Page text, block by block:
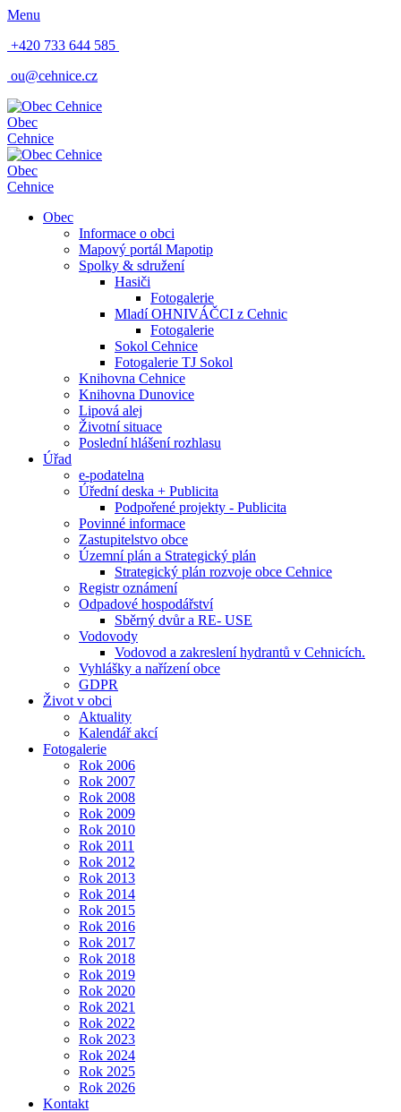
Menu
+420 733 644 585
ou@cehnice.cz
Obec
Cehnice
Obec
Cehnice
Obec
Informace o obci
Mapový portál Mapotip
Spolky & sdružení
Hasiči
Fotogalerie
Mladí OHNIVÁČCI z Cehnic
Fotogalerie
Sokol Cehnice
Fotogalerie TJ Sokol
Knihovna Cehnice
Knihovna Dunovice
Lipová alej
Životní situace
Poslední hlášení rozhlasu
Úřad
e-podatelna
Úřední deska + Publicita
Podpořené projekty - Publicita
Povinné informace
Zastupitelstvo obce
Územní plán a Strategický plán
Strategický plán rozvoje obce Cehnice
Registr oznámení
Odpadové hospodářství
Sběrný dvůr a RE- USE
Vodovody
Vodovod a zakreslení hydrantů v Cehnicích.
Vyhlášky a nařízení obce
GDPR
Život v obci
Aktuality
Kalendář akcí
Fotogalerie
Rok 2006
Rok 2007
Rok 2008
Rok 2009
Rok 2010
Rok 2011
Rok 2012
Rok 2013
Rok 2014
Rok 2015
Rok 2016
Rok 2017
Rok 2018
Rok 2019
Rok 2020
Rok 2021
Rok 2022
Rok 2023
Rok 2024
Rok 2025
Rok 2026
Kontakt